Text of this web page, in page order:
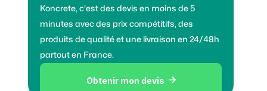
Koncrete, c'est des devis en moins de 5
minutes avec des prix compétitifs, des
produits de qualité et une livraison en 24/48h
partout en France.
Obtenir mon devis 